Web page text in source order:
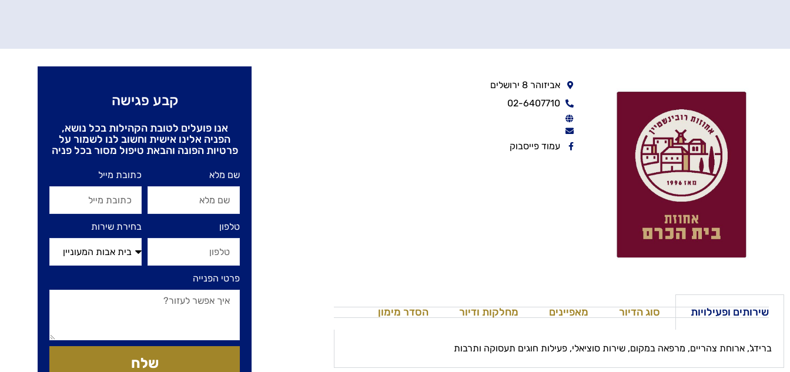
אביזוהר 8 ירושלים
02-6407710
עמוד פייסבוק
שירותים ופעילויות סוג הדיור מאפיינים מחלקות ודיור הסדר מימון
ברידג', ארוחת צהריים, מרפאה במקום, שירות סוציאלי, פעילות חוגים תעסוקה ותרבות
קבע פגישה
אנו פועלים לטובת הקהילות בכל נושא,
הפניה אלינו אישית וחשוב לנו לשמור על
פרטיות הפונה והבאת טיפול מסור בכל פניה
שם מלא כתובת מייל
טלפון בחירת שירות
פרטי הפנייה
שלח